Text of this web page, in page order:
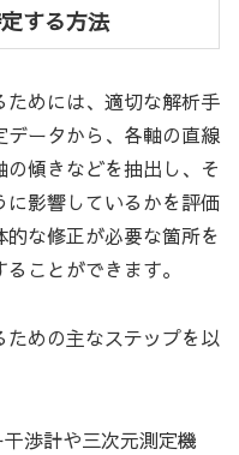
する方法
めには、適切な解析手
ータから、各軸の直線
傾きなどを抽出し、そ
影響しているかを評価
な修正が必要な箇所を
ことができます。
めの主なステップを以
干渉計や三次元測定機